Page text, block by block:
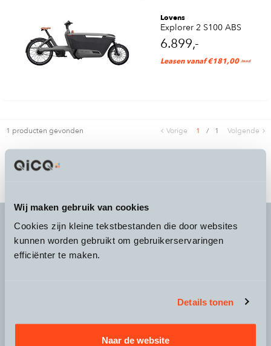
Wij maken gebruik van cookies
Cookies zijn kleine tekstbestanden die door websites
kunnen worden gebruikt om gebruikerservaringen
efficiënter te maken.
Details tonen
Naar de website
Lovens
Explorer 2 S100 ABS
6.899,-
Leasen vanaf €181,00 /mnd
1 producten gevonden Vorige 1 / 1 Volgende
It's more than achoice